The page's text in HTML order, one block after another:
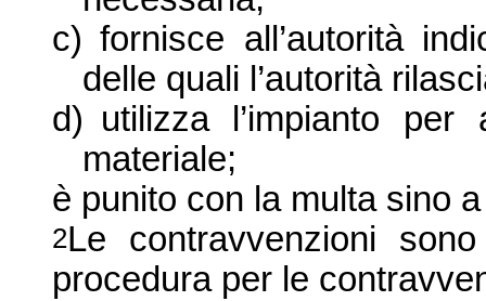
c) fornisce all’autorità
delle quali l’autorità
d) utilizza l’impianto
materiale;
è punito con la multa sino
2Le contravvenzioni
procedura per le